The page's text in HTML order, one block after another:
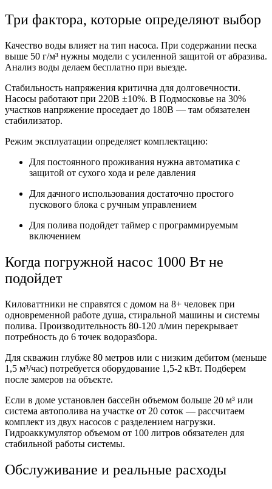
Три фактора, которые определяют выбор
Качество воды влияет на тип насоса. При содержании песка
выше 50 г/м³ нужны модели с усиленной защитой от абразива.
Анализ воды делаем бесплатно при выезде.
Стабильность напряжения критична для долговечности.
Насосы работают при 220В ±10%. В Подмосковье на 30%
участков напряжение проседает до 180В — там обязателен
стабилизатор.
Режим эксплуатации определяет комплектацию:
Для постоянного проживания нужна автоматика с
защитой от сухого хода и реле давления
Для дачного использования достаточно простого
пускового блока с ручным управлением
Для полива подойдет таймер с программируемым
включением
Когда погружной насос 1000 Вт не
подойдет
Киловаттники не справятся с домом на 8+ человек при
одновременной работе душа, стиральной машины и системы
полива. Производительность 80-120 л/мин перекрывает
потребность до 6 точек водоразбора.
Для скважин глубже 80 метров или с низким дебитом (меньше
1,5 м³/час) потребуется оборудование 1,5-2 кВт. Подберем
после замеров на объекте.
Если в доме установлен бассейн объемом больше 20 м³ или
система автополива на участке от 20 соток — рассчитаем
комплект из двух насосов с разделением нагрузки.
Гидроаккумулятор объемом от 100 литров обязателен для
стабильной работы системы.
Обслуживание и реальные расходы